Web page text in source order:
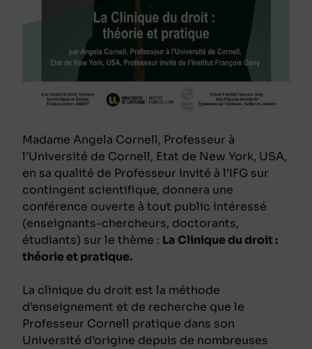
Madame Angela Cornell, Professeur à
l’Université de Cornell, Etat de New York, USA,
en sa qualité de Professeur invité à l’IFG sur
contingent scientifique, donnera une
conférence ouverte à tout public intéressé
(enseignants-chercheurs, doctorants,
étudiants) sur le thème : La Clinique du droit :
théorie et pratique.
La clinique du droit est la méthode
d’enseignement et de recherche que le
Professeur Cornell pratique dans son
Université d’origine depuis de nombreuses